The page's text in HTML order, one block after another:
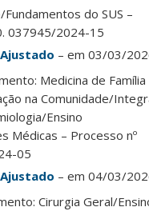
do SUS –
037945/2024-15
– em 03/03/
Medicina de Família
na Comunidade/
Ensino
Médicas – Processo nº
05
– em 04/03/
Cirurgia Geral/